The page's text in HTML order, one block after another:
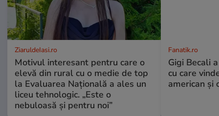
ZiaruldeIasi.ro
Motivul interesant pentru care o
elevă din rural cu o medie de top
la Evaluarea Națională a ales un
liceu tehnologic. „Este o
nebuloasă și pentru noi”
Fanatik.ro
Gigi Becali
cu care
american și